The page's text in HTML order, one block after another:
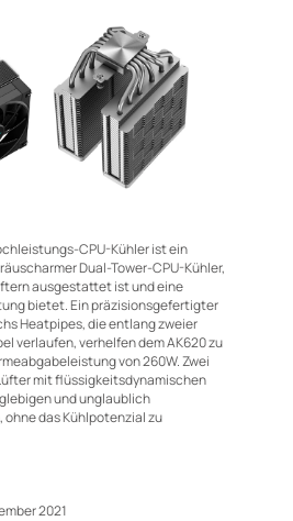
CPU-Kühler ist ein
Dual-Tower-CPU-Kühler,
ausgestattet ist und eine
bietet. Ein präzisionsgefertigter
Heatpipes, die entlang zweier
verlaufen, verhelfen dem AK620 zu
von 260W. Zwei
mit flüssigkeitsdynamischen
und unglaublich
das Kühlpotenzial zu
2021